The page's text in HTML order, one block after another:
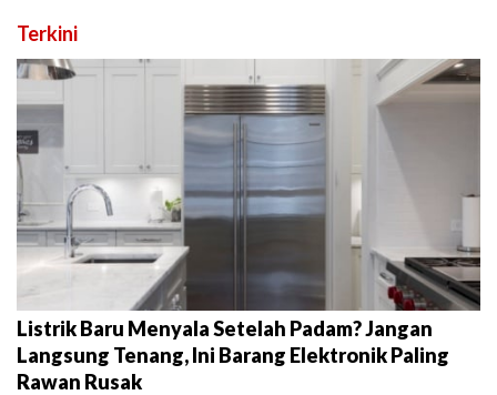
Terkini
Listrik Baru Menyala Setelah Padam? Jangan
Langsung Tenang, Ini Barang Elektronik Paling
Rawan Rusak